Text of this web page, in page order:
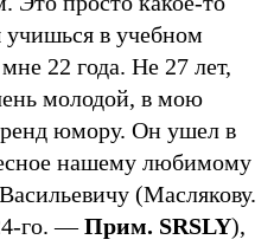
учишься в учебном
22 года. Не 27 лет,
молодой, в мою
юмору. Он ушел в
нашему любимому
(Маслякову.
го. —Прим. SRSLY),